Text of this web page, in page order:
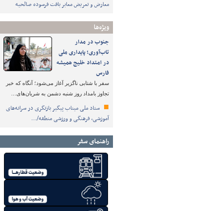
معارض و تعریض معابر بافت فرسوده صالحیه
ویژه‌ها
جنوب در مدار
تاب‌آوری؛ پایداری ملی
در امتداد خلیج همیشه
فارس
سفر با شتابی ناگزیر آغاز می‌شود؛ آنگاه که خبر
تجاوز بامداد روز شنبه دشمن به شریان‌های…
ستاد ملی میناب پیگیر بازنگری در سرانه‌های
آموزشی، فرهنگی و ورزشی منطقه/…
راهنمای سفر